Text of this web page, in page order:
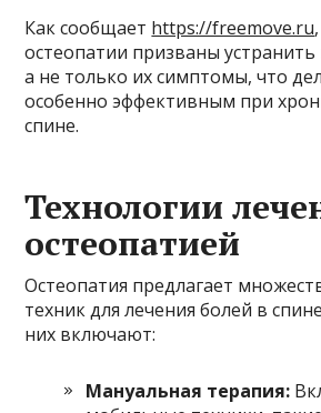
Как сообщает https://freemove.ru
остеопатии призваны
а не только их симптомы, что
особенно эффективным при
спине.
Технологии
остеопатией
Остеопатия предлагает
техник для лечения болей в
них включают:
Мануальная терапия: